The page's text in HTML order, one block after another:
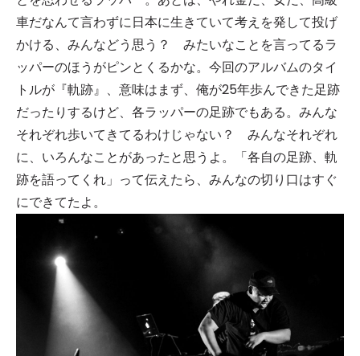
車だなんて言わずに日本に生きていて考えを発して投げ
かける、みんなどう思う？ みたいなことを言ってるラ
ッパーのほうがピンとくるかな。今回のアルバムのタイ
トルが『軌跡』、意味はまず、俺が25年歩んできた足跡
だったりするけど、各ラッパーの足跡でもある。みんな
それぞれ歩いてきてるわけじゃない？ みんなそれぞれ
に、いろんなことがあったと思うよ。「各自の足跡、軌
跡を語ってくれ」って伝えたら、みんなの切り口はすぐ
にできてたよ。